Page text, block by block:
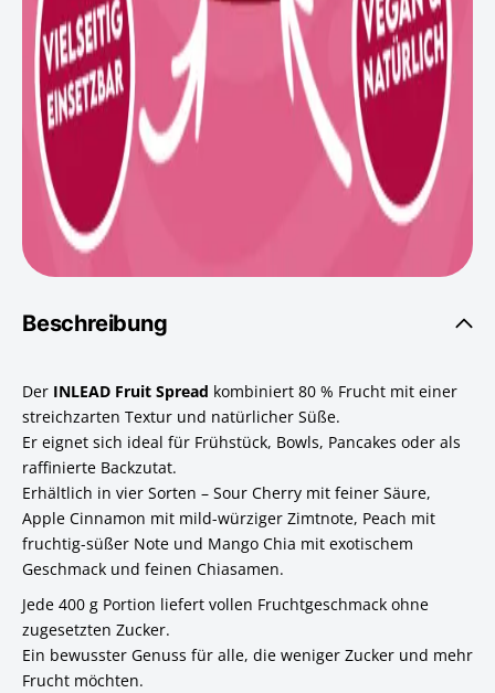
Beschreibung
Der INLEAD Fruit Spread kombiniert 80 % Frucht mit einer
streichzarten Textur und natürlicher Süße.
Er eignet sich ideal für Frühstück, Bowls, Pancakes oder als
raffinierte Backzutat.
Erhältlich in vier Sorten – Sour Cherry mit feiner Säure,
Apple Cinnamon mit mild-würziger Zimtnote, Peach mit
fruchtig-süßer Note und Mango Chia mit exotischem
Geschmack und feinen Chiasamen.
Jede 400 g Portion liefert vollen Fruchtgeschmack ohne
zugesetzten Zucker.
Ein bewusster Genuss für alle, die weniger Zucker und mehr
Frucht möchten.